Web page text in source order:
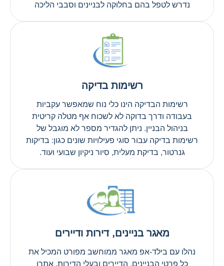
נדרש לטפל בהם בחלוקה לבניינים וסבבי הליכה
רשימות בדיקה
רשימות הבדיקה הינו כלי נוח שמאפשר עקביות
בעבודה ודרך בדוקה לא לשכוח אף מטלה קריטית
בניהול הבניין. ניתן להגדיר מספר לא מוגבל של
רשימות בדיקה עבור סוגי פעילויות שונים כגון: בדיקות
גנרטור, בדיקת מעלית, סיור ניקיון שבועי ועוד.
מאגר בניינים, דירות ודיירים
נהלו עם בילד-אפ מאגר ממוחשב מפורט המכיל את
כל פרטי הבניינים, הדיירים ובעלי הדירות. אתרו